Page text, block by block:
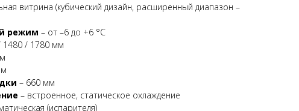
витрина (кубический дизайн, расширенный диапазон –
режим – от –6 до +6 °C
1480 / 1780 мм
– 660 мм
– встроенное, статическое охлаждение
(испарителя)